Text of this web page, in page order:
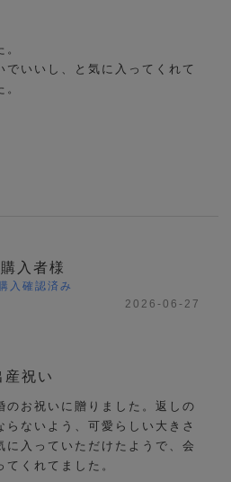
でいいし、と気に入ってくれて
入者様
入確認済み
2026-06-27
産祝い
のお祝いに贈りました。返しの
らないよう、可愛らしい大きさ
に入っていただけたようで、会
くれてました。